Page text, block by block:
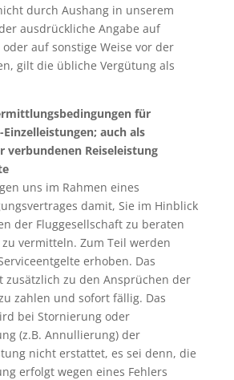
durch Aushang in unserem
ausdrückliche Angabe auf
auf sonstige Weise vor der
gilt die übliche Vergütung als
für
auch als
verbundenen Reiseleistung
uns im Rahmen eines
damit, Sie im Hinblick
der Fluggesellschaft zu beraten
vermitteln. Zum Teil werden
erhoben. Das
zusätzlich zu den Ansprüchen der
zahlen und sofort fällig. Das
bei Stornierung oder
(z.B. Annullierung) der
nicht erstattet, es sei denn, die
erfolgt wegen eines Fehlers